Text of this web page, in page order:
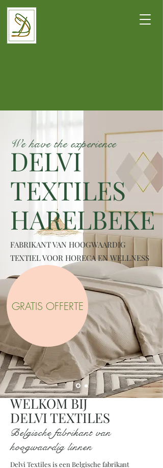
DELVI
TEXTILES
HARELBEKE
We have the experience
FABRIKANT VAN HOOGWAARDIG
TEXTIEL VOOR HORECA EN WELLNESS
GRATIS OFFERTE
WELKOM BIJ
DELVI TEXTILES
Belgische fabrikant van
hoogwaardig linnen
Delvi Textiles is een Belgische fabrikant